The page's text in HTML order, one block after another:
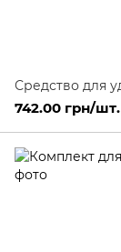
Средство для
742.00 грн/шт.